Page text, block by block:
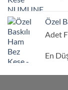
Özel
Adet
En